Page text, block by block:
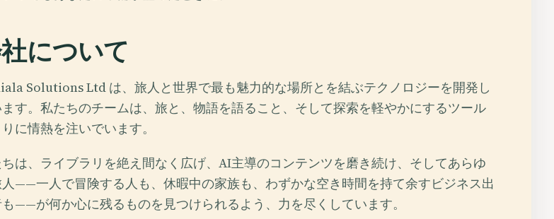
について
Solutions Ltd は、旅人と世界で最も魅力的な場所とを結ぶテクノロジーを開発し
す。私たちのチームは、旅と、物語を語ること、そして探索を軽やかにするツール
に情熱を注いでいます。
は、ライブラリを絶え間なく広げ、AI主導のコンテンツを磨き続け、そしてあらゆ
人——一人で冒険する人も、休暇中の家族も、わずかな空き時間を持て余すビジネス出
——が何か心に残るものを見つけられるよう、力を尽くしています。